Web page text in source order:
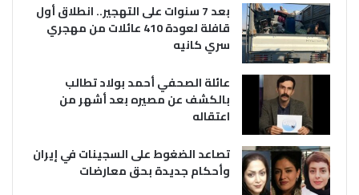
بعد 7 سنوات على التهجير.. انطلاق أول
قافلة لعودة 410 عائلات من مهجري
سري كانيه
عائلة الصحفي أحمد بولاد تطالب
بالكشف عن مصيره بعد أشهر من
اعتقاله
تصاعد الضغوط على السجينات في إيران
وأحكام جديدة بحق معارضات